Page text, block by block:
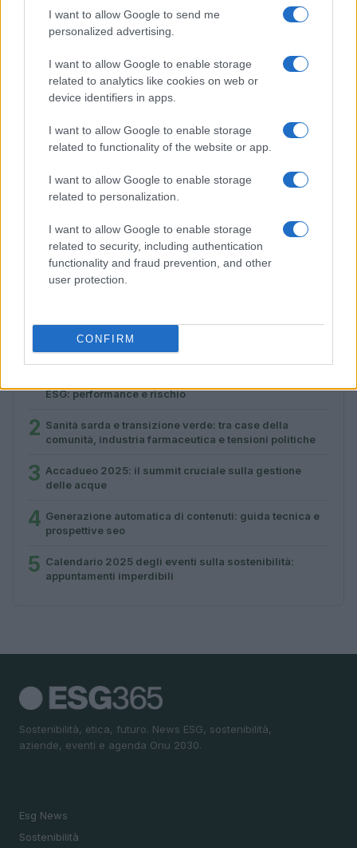
I want to allow Google to send me
personalized advertising.
I want to allow Google to enable storage
related to analytics like cookies on web or
device identifiers in apps.
I want to allow Google to enable storage
related to functionality of the website or app.
I want to allow Google to enable storage
related to personalization.
I want to allow Google to enable storage
related to security, including authentication
functionality and fraud prevention, and other
user protection.
CONFIRM
Andrea Innocenti · 26 Mar 2026
Calendario 2025 degli eventi sulla sostenibilità:
appuntamenti imperdibili
Roberta Bonaventura · 27 Feb 2026
PIÙ LETTI
1
ESG: performance e rischio
2 Sanità sarda e transizione verde: tra case della
comunità, industria farmaceutica e tensioni politiche
3 Accadueo 2025: il summit cruciale sulla gestione
delle acque
4 Generazione automatica di contenuti: guida tecnica e
prospettive seo
5 Calendario 2025 degli eventi sulla sostenibilità:
appuntamenti imperdibili
Sostenibilità, etica, futuro. News ESG, sostenibilità,
aziende, eventi e agenda Onu 2030.
Esg News
Sostenibilità